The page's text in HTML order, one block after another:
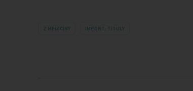
Z MEDICÍNY IMPORT: TITULY